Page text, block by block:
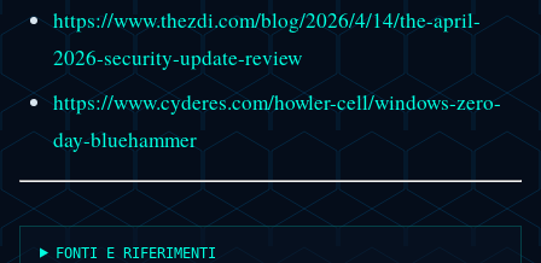
https://www.thezdi.com/blog/2026/4/14/the-april-
2026-security-update-review
https://www.cyderes.com/howler-cell/windows-zero-
day-bluehammer
FONTI E RIFERIMENTI